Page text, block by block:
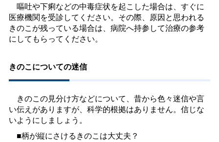
嘔吐や下痢などの中毒症状を起こした場合は、すぐに
医療機関を受診してください。その際、原因と思われる
きのこが残っている場合は、病院へ持参して治療の参考
にしてもらってください。
きのこについての迷信
きのこの見分け方などについて、昔から色々迷信や言
い伝えがありますが、科学的根拠はありません。信じな
いようにしましょう。
■柄が縦にさけるきのこは大丈夫？